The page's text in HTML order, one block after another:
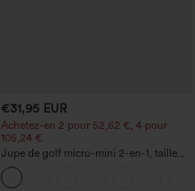
€31,95 EUR
Achetez-en 2 pour 52,62 €, 4 pour
105,24 €
Jupe de golf micro-mini 2-en-1, taille
haute, avec poches, pour tous les jours-
Clarity